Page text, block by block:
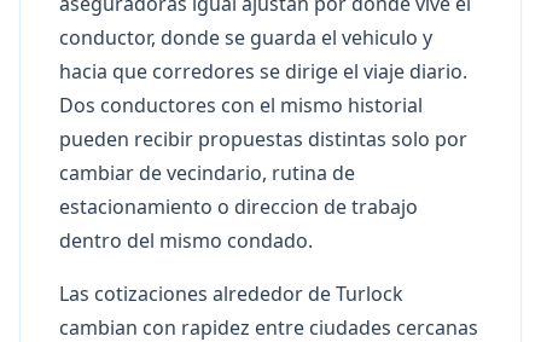
conductor, donde se guarda el vehiculo y
hacia que corredores se dirige el viaje diario.
Dos conductores con el mismo historial
pueden recibir propuestas distintas solo por
cambiar de vecindario, rutina de
estacionamiento o direccion de trabajo
dentro del mismo condado.
Las cotizaciones alrededor de Turlock
cambian con rapidez entre ciudades cercanas